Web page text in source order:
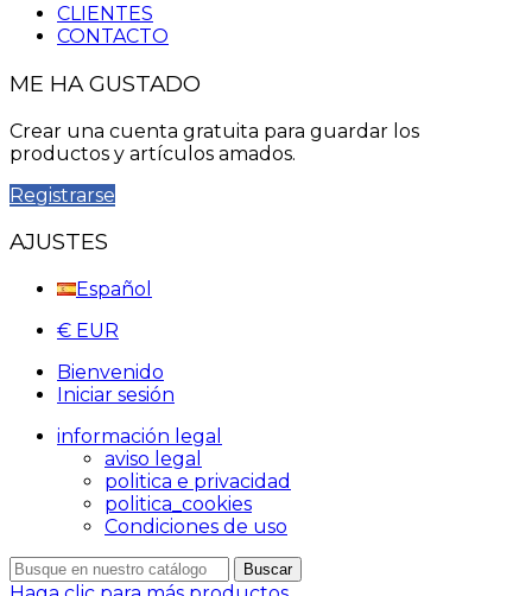
CLIENTES
CONTACTO
ME HA GUSTADO
Crear una cuenta gratuita para guardar los
productos y artículos amados.
Registrarse
AJUSTES
Español
€ EUR
Bienvenido
Iniciar sesión
información legal
aviso legal
politica e privacidad
politica_cookies
Condiciones de uso
Buscar